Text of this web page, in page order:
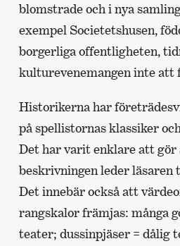
blomstrade och i nya
exempel Societetshusen,
borgerliga offentligheten,
kulturevenemangen inte att
Historikerna har
på spellistornas klassiker
Det har varit enklare att gör
beskrivningen leder läsaren
Det innebär också att
rangskalor främjas: många
teater; dussinpjäser = dålig